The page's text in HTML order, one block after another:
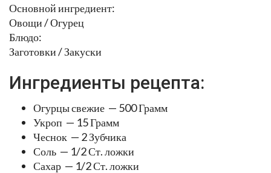
Основной ингредиент:
Овощи / Огурец
Блюдо:
Заготовки / Закуски
Ингредиенты рецепта:
Огурцы свежие — 500 Грамм
Укроп — 15 Грамм
Чеснок — 2 Зубчика
Соль — 1/2 Ст. ложки
Сахар — 1/2 Ст. ложки